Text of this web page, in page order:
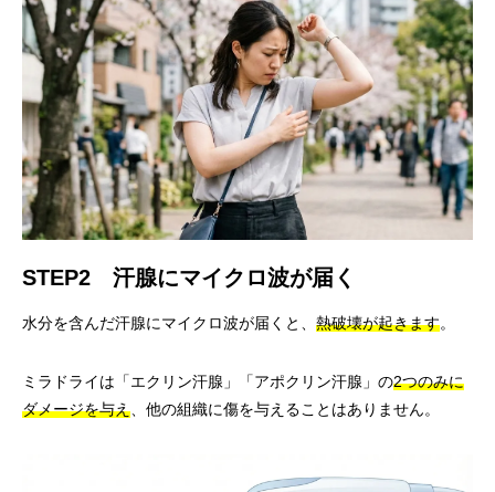
STEP2 汗腺にマイクロ波が届く
水分を含んだ汗腺にマイクロ波が届くと、 熱破壊が起きます。
ミラドライは「エクリン汗腺」「アポクリン汗腺」の2つのみに
ダメージを与え 、他の組織に傷を与えることはありません。